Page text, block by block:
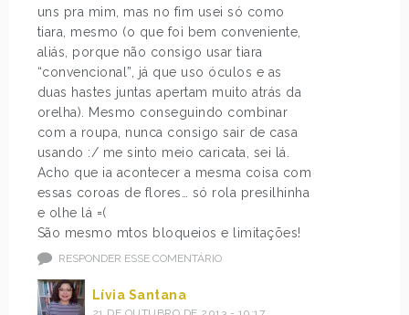
uns pra mim, mas no fim usei só como
tiara, mesmo (o que foi bem conveniente,
aliás, porque não consigo usar tiara
“convencional”, já que uso óculos e as
duas hastes juntas apertam muito atrás da
orelha). Mesmo conseguindo combinar
com a roupa, nunca consigo sair de casa
usando :/ me sinto meio caricata, sei lá.
Acho que ia acontecer a mesma coisa com
essas coroas de flores… só rola presilhinha
e olhe lá =(
São mesmo mtos bloqueios e limitações!
RESPONDER ESSE COMENTÁRIO
Lívia Santana